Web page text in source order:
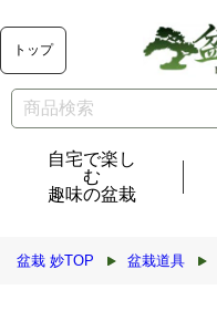
ンツに
進む
トップ
自宅で楽し
む
趣味の盆栽
盆栽 妙TOP 盆栽道具